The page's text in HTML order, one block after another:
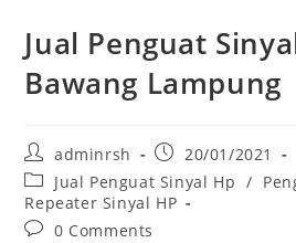
Jual Penguat
Bawang Lampung
Post
author:
adminrsh
Post
published:
20/01/2021
Post
category:
Jual Penguat Sinyal Hp /
Repeater Sinyal HP
Post0 Comments